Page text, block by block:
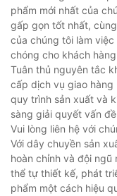
phẩm mới nhất của
gấp gọn tốt nhất,
của chúng tôi làm
chóng cho khách
Tuân thủ nguyên tắc
cấp dịch vụ giao hàng
quy trình sản xuất và
sàng giải quyết vấn
Vui lòng liên hệ với
Với dây chuyền sản
hoàn chỉnh và đội ngũ
thể tự thiết kế, phát
phẩm một cách hiệu